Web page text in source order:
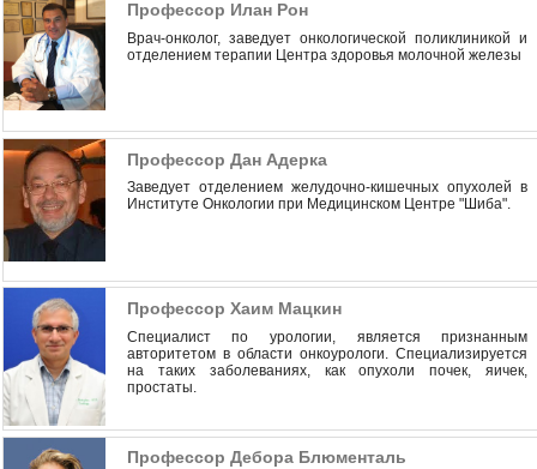
Профессор Илан Рон
Врач-онколог, заведует онкологической поликлиникой и
отделением терапии Центра здоровья молочной железы
Профессор Дан Адерка
Заведует отделением желудочно-кишечных опухолей в
Институте Онкологии при Медицинском Центре "Шиба".
Профессор Хаим Мацкин
Специалист по урологии, является признанным
авторитетом в области онкоурологи. Специализируется
на таких заболеваниях, как опухоли почек, яичек,
простаты.
Профессор Дебора Блюменталь